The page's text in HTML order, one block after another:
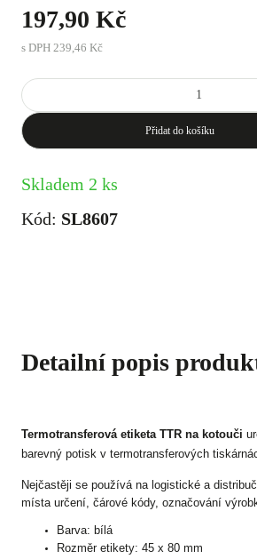
197,90 Kč
s DPH 239,46 Kč
Přidat do košíku
Skladem 2 ks
Kód: SL8607
Detailní popis
Termotransferová etiketa TTR na kotouči
barevný potisk v termotransferových
Nejčastěji se používá na logistické a
místa určení, čárové kódy, označování
Barva: bílá
Rozměr etikety: 45 x 80 mm